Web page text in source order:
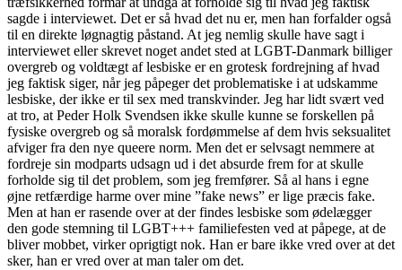
sagde i interviewet. Det er så hvad det nu er, men han forfalder også
til en direkte løgnagtig påstand. At jeg nemlig skulle have sagt i
interviewet eller skrevet noget andet sted at LGBT-Danmark billiger
overgreb og voldtægt af lesbiske er en grotesk fordrejning af hvad
jeg faktisk siger, når jeg påpeger det problematiske i at udskamme
lesbiske, der ikke er til sex med transkvinder. Jeg har lidt svært ved
at tro, at Peder Holk Svendsen ikke skulle kunne se forskellen på
fysiske overgreb og så moralsk fordømmelse af dem hvis seksualitet
afviger fra den nye queere norm. Men det er selvsagt nemmere at
fordreje sin modparts udsagn ud i det absurde frem for at skulle
forholde sig til det problem, som jeg fremfører. Så al hans i egne
øjne retfærdige harme over mine ”fake news” er lige præcis fake.
Men at han er rasende over at der findes lesbiske som ødelægger
den gode stemning til LGBT+++ familiefesten ved at påpege, at de
bliver mobbet, virker oprigtigt nok. Han er bare ikke vred over at det
sker, han er vred over at man taler om det.